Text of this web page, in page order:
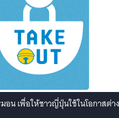
อน เพื่อให้ชาวญี่ปุ่นใช้ในโอกาสต่า